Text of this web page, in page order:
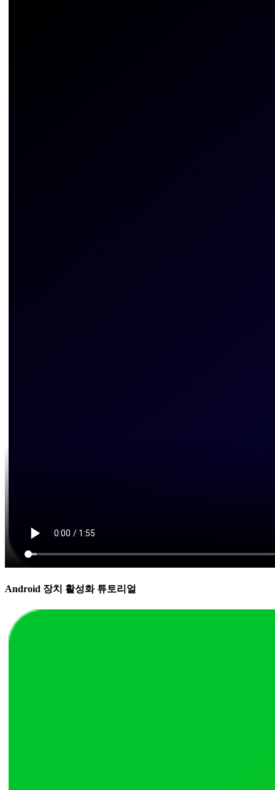
Android 장치 활성화 튜토리얼